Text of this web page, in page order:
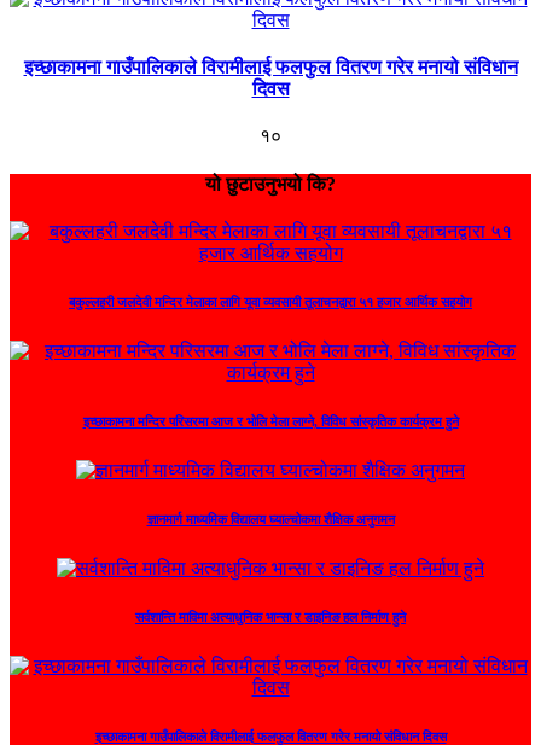
इच्छाकामना गाउँपालिकाले विरामीलाई फलफुल वितरण गरेर मनायो संविधान
दिवस
१०
यो छुटाउनुभयो कि?
बकुल्लहरी जलदेवी मन्दिर मेलाका लागि यूवा व्यवसायी तूलाचनद्वारा ५१ हजार आर्थिक सहयोग
इच्छाकामना मन्दिर परिसरमा आज र भोलि मेला लाग्ने, विविध सांस्कृतिक कार्यक्रम हुने
ज्ञानमार्ग माध्यमिक विद्यालय घ्याल्चोकमा शैक्षिक अनुगमन
सर्वशान्ति माविमा अत्याधुनिक भान्सा र डाइनिङ हल निर्माण हुने
इच्छाकामना गाउँपालिकाले विरामीलाई फलफुल वितरण गरेर मनायो संविधान दिवस